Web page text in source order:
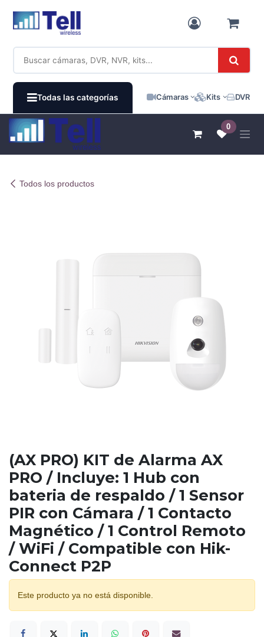
Todas las categorías Cámaras Kits DVR /
0
Todos los productos
(AX PRO) KIT de Alarma AX
PRO / Incluye: 1 Hub con
bateria de respaldo / 1 Sensor
PIR con Cámara / 1 Contacto
Magnético / 1 Control Remoto
/ WiFi / Compatible con Hik-
Connect P2P
Este producto ya no está disponible.